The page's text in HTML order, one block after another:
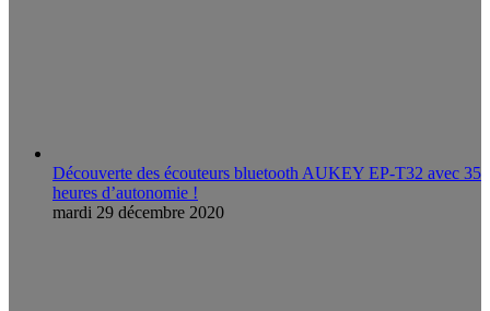
Découverte des écouteurs bluetooth AUKEY EP-T32 avec 35
heures d’autonomie !
mardi 29 décembre 2020